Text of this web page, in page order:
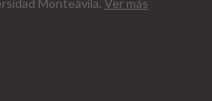
Monteávila. Ver más